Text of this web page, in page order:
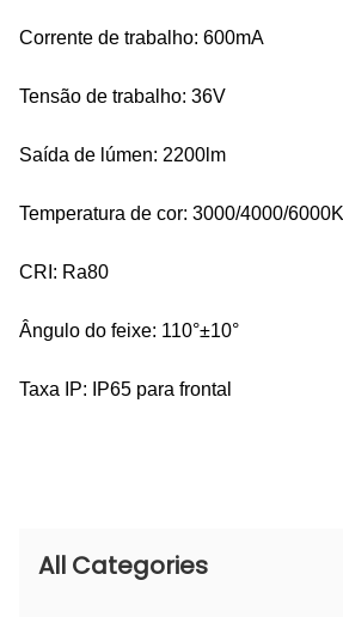
Corrente de trabalho: 600mA
Tensão de trabalho: 36V
Saída de lúmen: 2200lm
Temperatura de cor: 3000/4000/6000K
CRI: Ra80
Ângulo do feixe: 110°±10°
Taxa IP: IP65 para frontal
All Categories